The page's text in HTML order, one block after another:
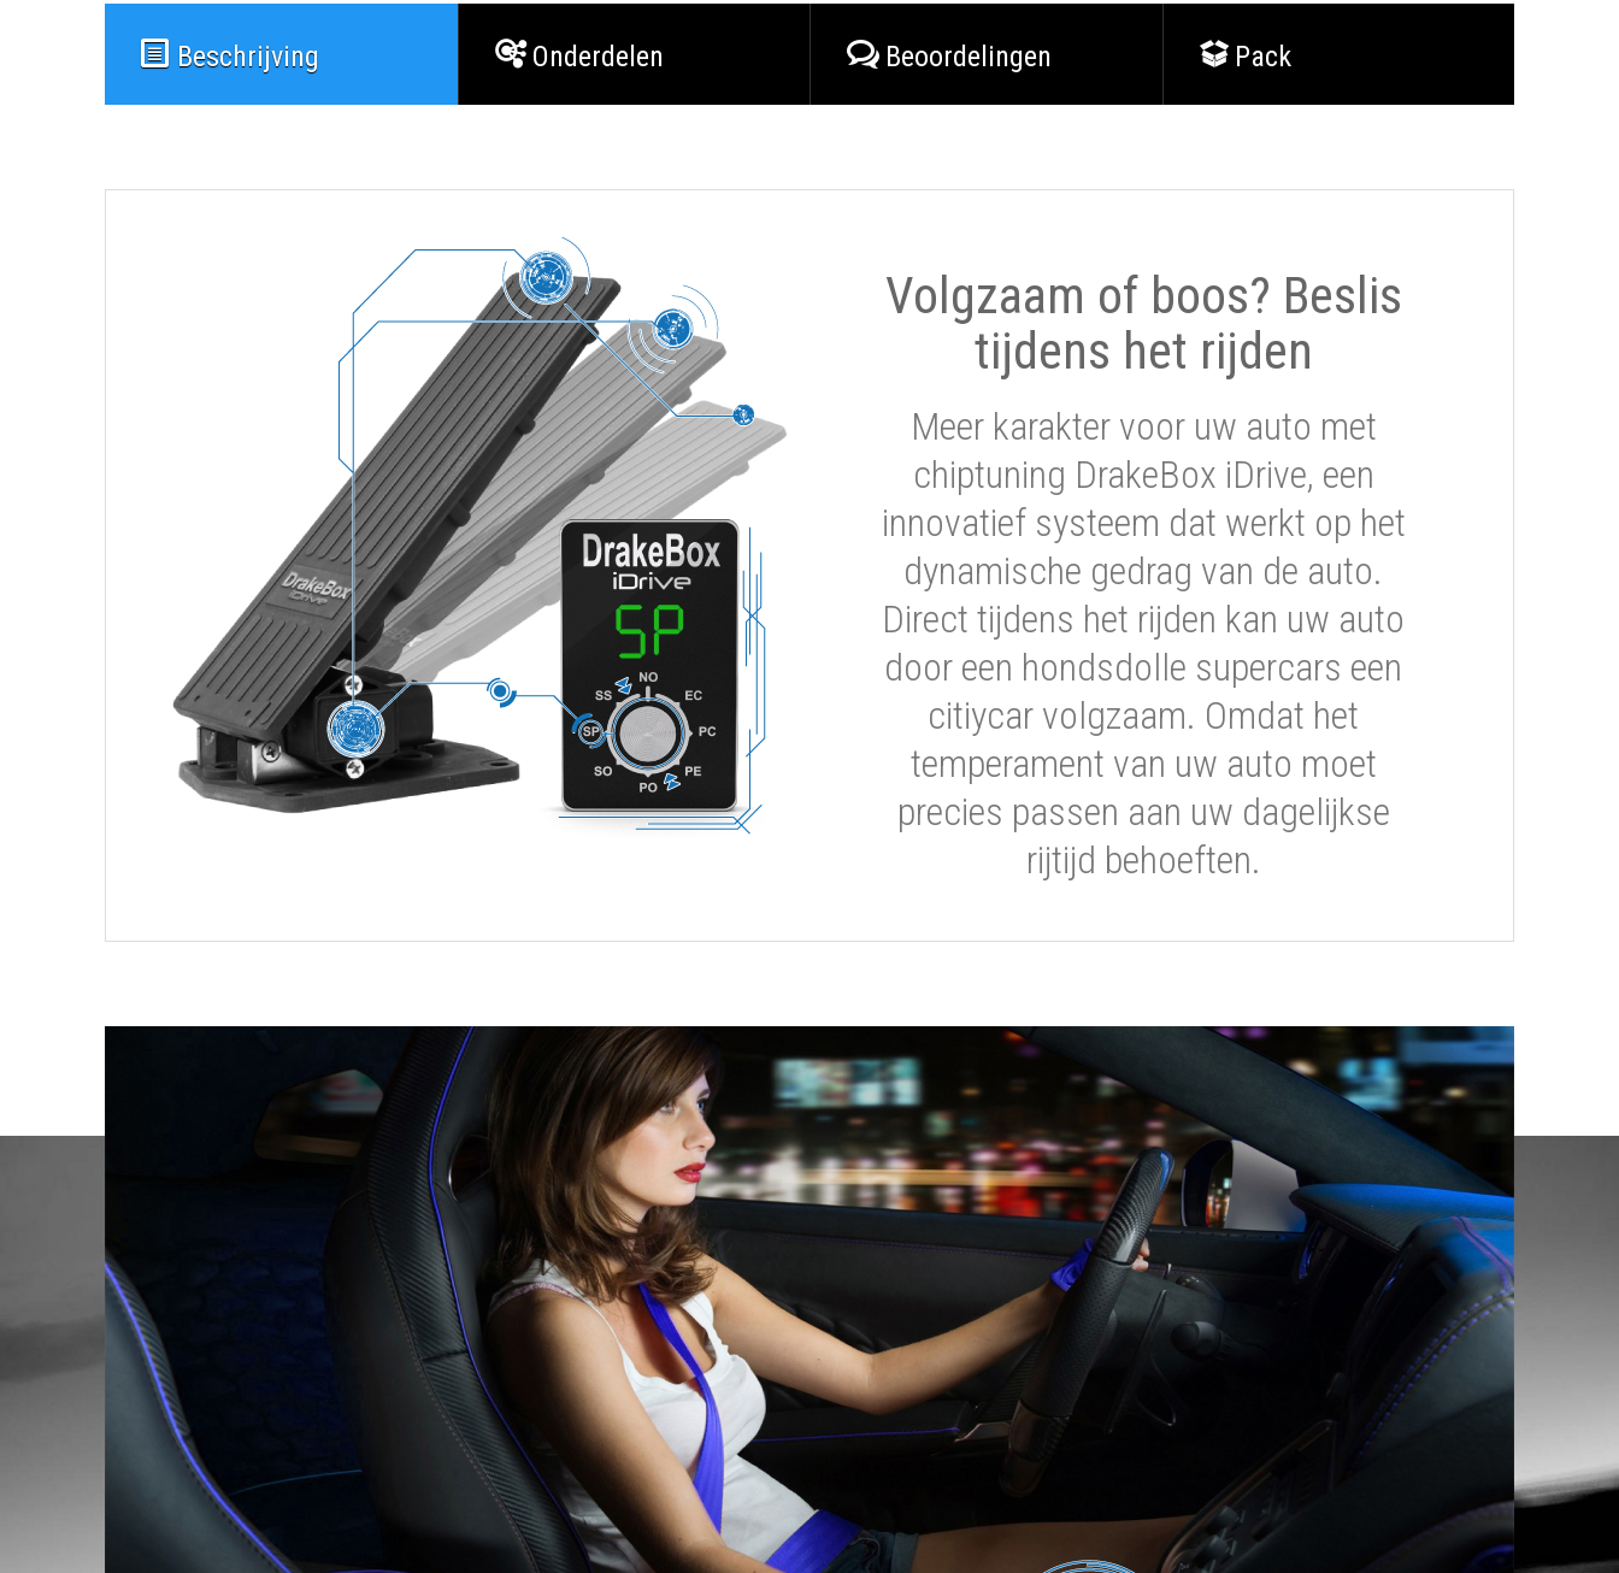
Beschrijving Onderdelen Beoordelingen Pack
Volgzaam of boos? Beslis
tijdens het rijden
Meer karakter voor uw auto met
chiptuning DrakeBox iDrive, een
innovatief systeem dat werkt op het
dynamische gedrag van de auto.
Direct tijdens het rijden kan uw auto
door een hondsdolle supercars een
citiycar volgzaam. Omdat het
temperament van uw auto moet
precies passen aan uw dagelijkse
rijtijd behoeften.